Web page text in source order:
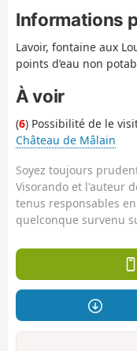
Informations
Lavoir, fontaine aux
points d’eau non
À voir
(6) Possibilité de le
Château de Mâlain
Soyez toujours
Visorando et l'auteur
tenus responsables
quelconque survenu